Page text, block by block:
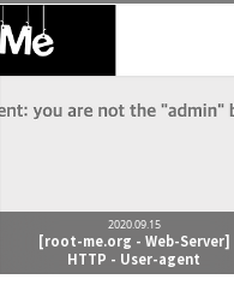
[root-me.org - Web-Server]
HTTP - User-agent
2020.09.15